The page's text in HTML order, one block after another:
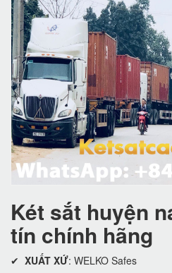
Két sắt huyện
tín chính hãng
✔ XUẤT XỨ: WELKO Safes